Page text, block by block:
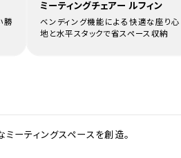
勝
ミーティングチェアー ルフィン
ベンディング機能による快適な座り心
地と水平スタックで省スペース収納
ーティングスペースを創造。